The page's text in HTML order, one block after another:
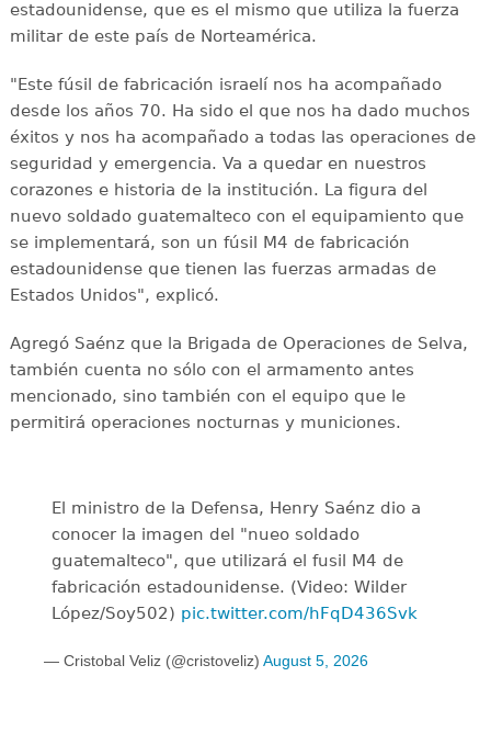
estadounidense, que es el mismo que utiliza la fuerza
militar de este país de Norteamérica.
"Este fúsil de fabricación israelí nos ha acompañado
desde los años 70. Ha sido el que nos ha dado muchos
éxitos y nos ha acompañado a todas las operaciones de
seguridad y emergencia. Va a quedar en nuestros
corazones e historia de la institución. La figura del
nuevo soldado guatemalteco con el equipamiento que
se implementará, son un fúsil M4 de fabricación
estadounidense que tienen las fuerzas armadas de
Estados Unidos", explicó.
Agregó Saénz que la Brigada de Operaciones de Selva,
también cuenta no sólo con el armamento antes
mencionado, sino también con el equipo que le
permitirá operaciones nocturnas y municiones.
El ministro de la Defensa, Henry Saénz dio a
conocer la imagen del "nueo soldado
guatemalteco", que utilizará el fusil M4 de
fabricación estadounidense. (Video: Wilder
López/Soy502) pic.twitter.com/hFqD436Svk
— Cristobal Veliz (@cristoveliz) August 5, 2026